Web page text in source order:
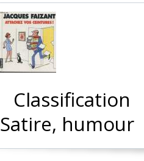
Satire, humour‎